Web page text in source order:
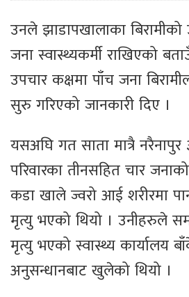
उनले झाडापखालाका
जना स्वास्थ्यकर्मी राखिएको
उपचार कक्षमा पाँच जना
सुरु गरिएको जानकारी दिए ।
यसअघि गत साता मात्रै
परिवारका तीनसहित चार
कडा खाले ज्वरो आई शरीरमा
मृत्यु भएको थियो । उनीहरुले
मृत्यु भएको स्वास्थ्य कार्यालय
अनुसन्धानबाट खुलेको थियो ।